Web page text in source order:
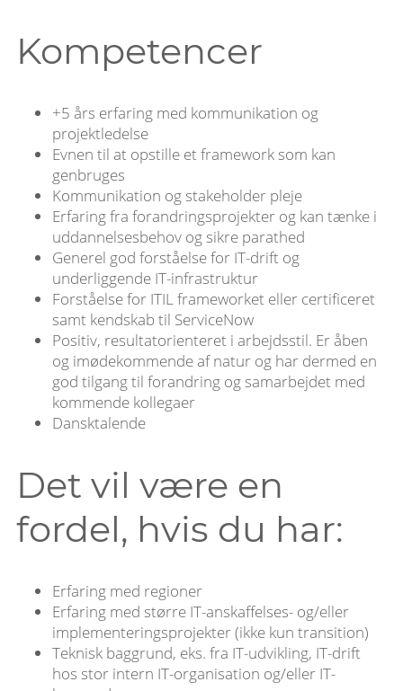
Kompetencer
+5 års erfaring med kommunikation og
projektledelse
Evnen til at opstille et framework som kan
genbruges
Kommunikation og stakeholder pleje
Erfaring fra forandringsprojekter og kan tænke i
uddannelsesbehov og sikre parathed
Generel god forståelse for IT-drift og
underliggende IT-infrastruktur
Forståelse for ITIL frameworket eller certificeret
samt kendskab til ServiceNow
Positiv, resultatorienteret i arbejdsstil. Er åben
og imødekommende af natur og har dermed en
god tilgang til forandring og samarbejdet med
kommende kollegaer
Dansktalende
Det vil være en
fordel, hvis du har:
Erfaring med regioner
Erfaring med større IT-anskaffelses- og/eller
implementeringsprojekter (ikke kun transition)
Teknisk baggrund, eks. fra IT-udvikling, IT-drift
hos stor intern IT-organisation og/eller IT-